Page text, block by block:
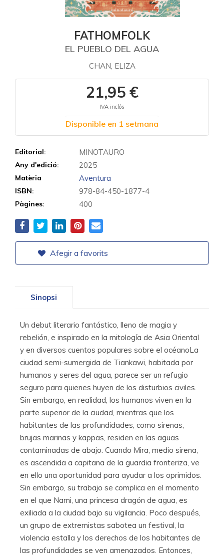
FATHOMFOLK
EL PUEBLO DEL AGUA
CHAN, ELIZA
21,95 €
IVA inclós
Disponible en 1 setmana
Editorial: MINOTAURO
Any d'edició: 2025
Matèria Aventura
ISBN: 978-84-450-1877-4
Pàgines: 400
Afegir a favorits
Sinopsi
Un debut literario fantástico, lleno de magia y
rebelión, e inspirado en la mitología de Asia Oriental
y en diversos cuentos populares sobre el océanoLa
ciudad semi-sumergida de Tiankawi, habitada por
humanos y seres del agua, parece ser un refugio
seguro para quienes huyen de los disturbios civiles.
Sin embargo, en realidad, los humanos viven en la
parte superior de la ciudad, mientras que los
habitantes de las profundidades, como sirenas,
brujas marinas y kappas, residen en las aguas
contaminadas de abajo. Cuando Mira, medio sirena,
es ascendida a capitana de la guardia fronteriza, ve
en ello una oportunidad para ayudar a los oprimidos.
Sin embargo, su trabajo se complica en el momento
en el que Nami, una princesa dragón de agua, es
exiliada a la ciudad bajo su vigilancia. Poco después,
un grupo de extremistas sabotea un festival, la
violencia estalla y los derechos de los habitantes de
las profundidades se ven amenazados. Entonces,